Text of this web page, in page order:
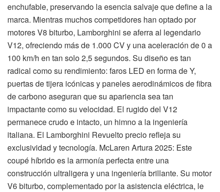
enchufable, preservando la esencia salvaje que define a la
marca. Mientras muchos competidores han optado por
motores V8 biturbo, Lamborghini se aferra al legendario
V12, ofreciendo más de 1.000 CV y una aceleración de 0 a
100 km/h en tan solo 2,5 segundos. Su diseño es tan
radical como su rendimiento: faros LED en forma de Y,
puertas de tijera icónicas y paneles aerodinámicos de fibra
de carbono aseguran que su apariencia sea tan
impactante como su velocidad. El rugido del V12
permanece crudo e intacto, un himno a la ingeniería
italiana. El Lamborghini Revuelto precio refleja su
exclusividad y tecnología. McLaren Artura 2025: Este
coupé híbrido es la armonía perfecta entre una
construcción ultraligera y una ingeniería brillante. Su motor
V6 biturbo, complementado por la asistencia eléctrica, le